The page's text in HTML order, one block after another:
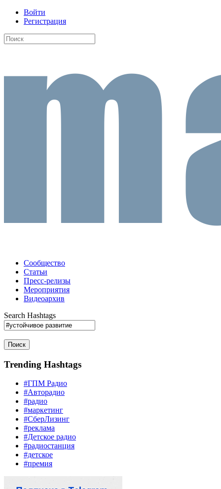
Войти
Регистрация
Сообщество
Статьи
Пресс-релизы
Мероприятия
Видеоархив
Search Hashtags
Поиск
Trending Hashtags
#ГПМ Радио
#Авторадио
#радио
#маркетинг
#СберЛизинг
#реклама
#Детское радио
#радиостанция
#детское
#премия